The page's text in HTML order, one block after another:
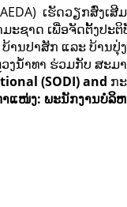
ເຮັດວຽກສົ່ງເ
າດ ເພື່ອຈັດຕັ້ງປະ
ບ້ານປາສັກ ແລະ ບ້ານປຸ່ງ
ງນໍ້າທາ ຮ່ວມກັບ ສະ
(SODI) and ກ
າແໜ່ງ: ພະນັກງານບໍລິ